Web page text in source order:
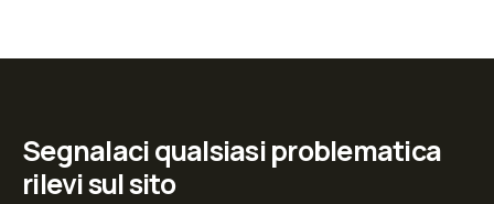
Segnalaci qualsiasi problematica
rilevi sul sito